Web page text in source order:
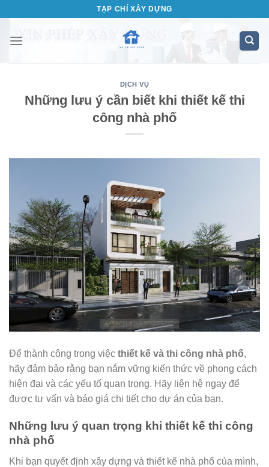
nội
TẠP CHÍ XÂY DỰNG
DỊCH VỤ
Những lưu ý cần biết khi thiết kế thi
công nhà phố
Để thành công trong việc thiết kế và thi công nhà phố,
hãy đảm bảo rằng bạn nắm vững kiến thức về phong cách
hiện đại và các yếu tố quan trọng. Hãy liên hệ ngay để
được tư vấn và báo giá chi tiết cho dự án của bạn.
Những lưu ý quan trọng khi thiết kế thi công
nhà phố
Khi bạn quyết định xây dựng và thiết kế nhà phố của mình,